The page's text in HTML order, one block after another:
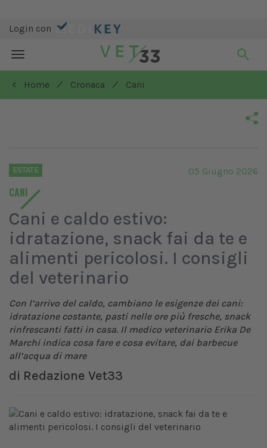
Login con
Toggle
navigation
< Home
/ Cronaca / Cani
ESTATE
CANI
05 Giugno 2026
Cani e caldo estivo:
idratazione, snack fai da te e
alimenti pericolosi. I consigli
del veterinario
Con l’arrivo del caldo, cambiano le esigenze dei cani:
idratazione costante, pasti nelle ore più fresche, snack
rinfrescanti fatti in casa. Il medico veterinario Erika De
Marchi indica cosa fare e cosa evitare, dai barbecue
all’acqua di mare
di Redazione Vet33